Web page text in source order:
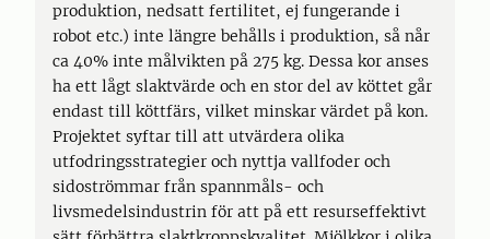
produktion, nedsatt fertilitet, ej fungerande i
robot etc.) inte längre behålls i produktion, så når
ca 40% inte målvikten på 275 kg. Dessa kor anses
ha ett lågt slaktvärde och en stor del av köttet går
endast till köttfärs, vilket minskar värdet på kon.
Projektet syftar till att utvärdera olika
utfodringsstrategier och nyttja vallfoder och
sidoströmmar från spannmåls- och
livsmedelsindustrin för att på ett resurseffektivt